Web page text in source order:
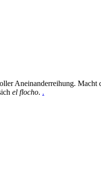
Aneinanderreihung. Macht
el flocho. .